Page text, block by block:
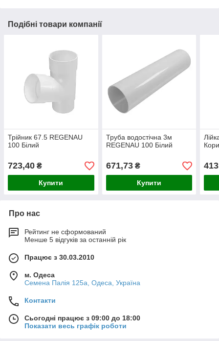
Подібні товари компанії
Трійник 67.5 REGENAU
100 Білий
723,40 ₴
Купити
Труба водостічна 3м
REGENAU 100 Білий
671,73₴
Купити
Про нас
Рейтинг не сформований
Менше 5 відгуків за останній рік
Працює з 30.03.2010
м. Одеса
Семена Палія 125а, Одеса, Україна
Контакти
Сьогодні працює з 09:00 до 18:00
Показати весь графік роботи